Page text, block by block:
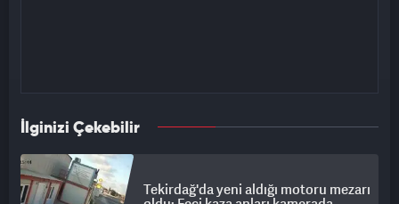
İlginizi Çekebilir
Tekirdağ'da yeni aldığı motoru mezarı